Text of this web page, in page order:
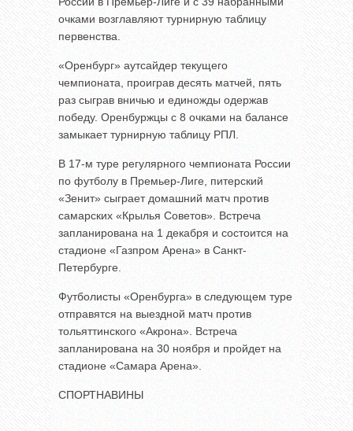
очками возглавляют турнирную таблицу
первенства.
«Оренбург» аутсайдер текущего
чемпионата, проиграв десять матчей, пять
раз сыграв вничью и единожды одержав
победу. Оренбуржцы с 8 очками на балансе
замыкает турнирную таблицу РПЛ.
В 17-м туре регулярного чемпионата России
по футболу в Премьер-Лиге, питерский
«Зенит» сыграет домашний матч против
самарских «Крылья Советов». Встреча
запланирована на 1 декабря и состоится на
стадионе «Газпром Арена» в Санкт-
Петербурге.
Футболисты «Оренбурга» в следующем туре
отправятся на выездной матч против
тольяттинского «Акрона». Встреча
запланирована на 30 ноября и пройдет на
стадионе «Самара Арена».
СПОРТНАВИНЫ